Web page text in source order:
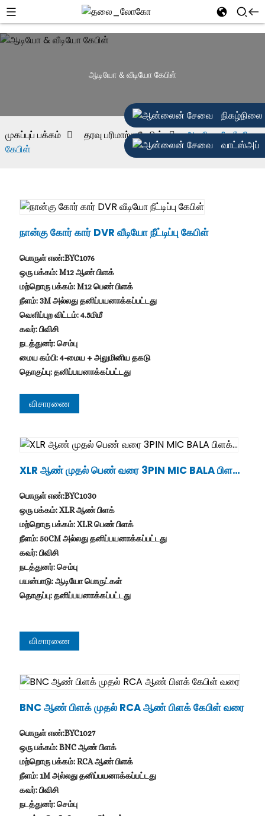
நிகழ்நிலை
வாட்ஸ்அப்
ஆடியோ & வீடியோ கேபிள்
முகப்புப் பக்கம் தரவு பரிமாற்ற கேபிள்
ஆடியோ & வீடியோ
கேபிள்
நான்கு கோர் கார் DVR வீடியோ நீட்டிப்பு கேபிள்
பொருள் எண்:BYC1076
ஒரு பக்கம்: M12 ஆண் பிளக்
மற்றொரு பக்கம்: M12 பெண் பிளக்
நீளம்: 3M அல்லது தனிப்பயனாக்கப்பட்டது
வெளிப்புற விட்டம்: 4.5மிமீ
கவர்: பிவிசி
நடத்துனர்: செம்பு
மைய கம்பி: 4-மைய + அலுமினிய தகடு
தொகுப்பு: தனிப்பயனாக்கப்பட்டது
விசாரணை
XLR ஆண் முதல் பெண் வரை 3PIN MIC BALA பிள
பொருள் எண்:BYC1030
ஒரு பக்கம்: XLR ஆண் பிளக்
மற்றொரு பக்கம்: XLR பெண் பிளக்
நீளம்: 50CM அல்லது தனிப்பயனாக்கப்பட்டது
கவர்: பிவிசி
நடத்துனர்: செம்பு
பயன்பாடு: ஆடியோ பொருட்கள்
தொகுப்பு: தனிப்பயனாக்கப்பட்டது
விசாரணை
BNC ஆண் பிளக் முதல் RCA ஆண் பிளக் கேபிள் வரை
பொருள் எண்:BYC1027
ஒரு பக்கம்: BNC ஆண் பிளக்
மற்றொரு பக்கம்: RCA ஆண் பிளக்
நீளம்: 1M அல்லது தனிப்பயனாக்கப்பட்டது
கவர்: பிவிசி
நடத்துனர்: செம்பு